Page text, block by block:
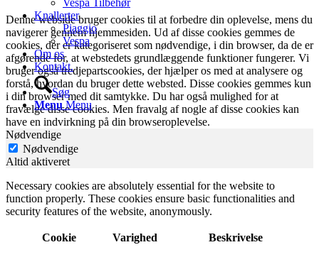
Vespa Tilbehør
Knallerter
Piaggio
Vespa
Om os
Kontakt.
Søg
Menu Menu
Denne webside bruger cookies til at forbedre din oplevelse, mens du
navigerer gennem hjemmesiden. Ud af disse cookies gemmes de
cookies, der er kategoriseret som nødvendige, i din browser, da de er
afgørende for, at webstedets grundlæggende funktioner fungerer. Vi
bruger også tredjepartscookies, der hjælper os med at analysere og
forstå, hvordan du bruger dette websted. Disse cookies gemmes kun
i din browser med dit samtykke. Du har også mulighed for at
fravælge disse cookies. Men fravalg af nogle af disse cookies kan
have en indvirkning på din browseroplevelse.
Nødvendige
Nødvendige
Altid aktiveret
Necessary cookies are absolutely essential for the website to
function properly. These cookies ensure basic functionalities and
security features of the website, anonymously.
Cookie Varighed Beskrivelse